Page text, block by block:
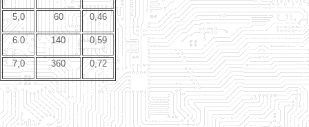
5,0 60 0,46
6.0 140 0,59
7,0 360 0,72